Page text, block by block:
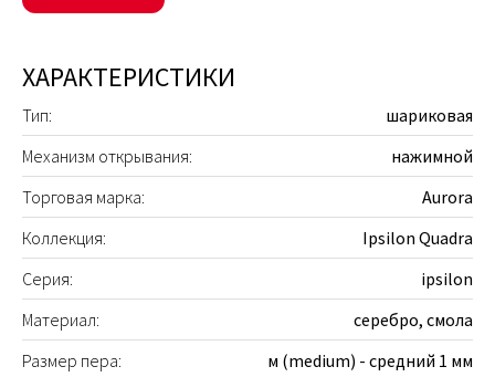
ХАРАКТЕРИСТИКИ
Тип:
шариковая
Механизм открывания:
нажимной
Торговая марка:
Aurora
Коллекция:
Ipsilon Quadra
Серия:
ipsilon
Материал:
серебро, смола
Размер пера:
м (medium) - средний 1 мм